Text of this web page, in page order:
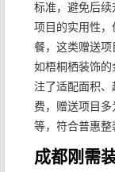
标准，避免后
项目的实用性
餐，这类赠送项
如梧桐栖装饰的
注了适配面积
费，赠送项目
等，符合普惠整
成都刚需